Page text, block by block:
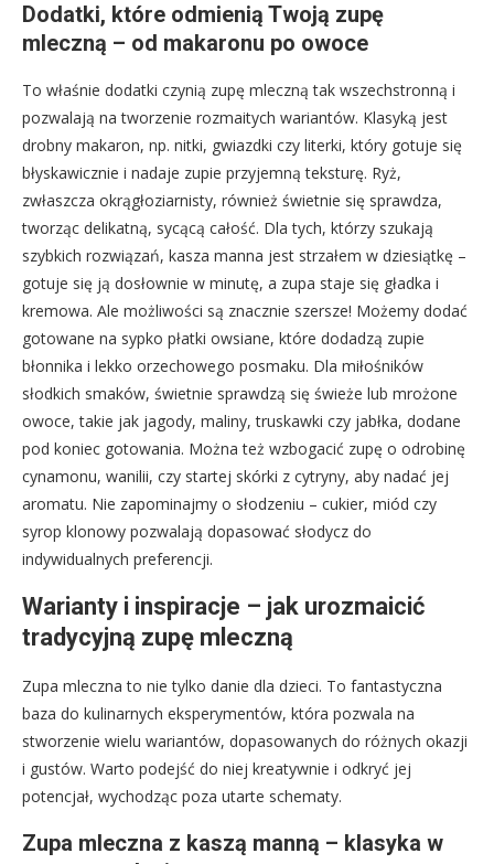
Dodatki, które odmienią Twoją zupę
mleczną – od makaronu po owoce
To właśnie dodatki czynią zupę mleczną tak wszechstronną i
pozwalają na tworzenie rozmaitych wariantów. Klasyką jest
drobny makaron, np. nitki, gwiazdki czy literki, który gotuje się
błyskawicznie i nadaje zupie przyjemną teksturę. Ryż,
zwłaszcza okrągłoziarnisty, również świetnie się sprawdza,
tworząc delikatną, sycącą całość. Dla tych, którzy szukają
szybkich rozwiązań, kasza manna jest strzałem w dziesiątkę –
gotuje się ją dosłownie w minutę, a zupa staje się gładka i
kremowa. Ale możliwości są znacznie szersze! Możemy dodać
gotowane na sypko płatki owsiane, które dodadzą zupie
błonnika i lekko orzechowego posmaku. Dla miłośników
słodkich smaków, świetnie sprawdzą się świeże lub mrożone
owoce, takie jak jagody, maliny, truskawki czy jabłka, dodane
pod koniec gotowania. Można też wzbogacić zupę o odrobinę
cynamonu, wanilii, czy startej skórki z cytryny, aby nadać jej
aromatu. Nie zapominajmy o słodzeniu – cukier, miód czy
syrop klonowy pozwalają dopasować słodycz do
indywidualnych preferencji.
Warianty i inspiracje – jak urozmaicić
tradycyjną zupę mleczną
Zupa mleczna to nie tylko danie dla dzieci. To fantastyczna
baza do kulinarnych eksperymentów, która pozwala na
stworzenie wielu wariantów, dopasowanych do różnych okazji
i gustów. Warto podejść do niej kreatywnie i odkryć jej
potencjał, wychodząc poza utarte schematy.
Zupa mleczna z kaszą manną – klasyka w